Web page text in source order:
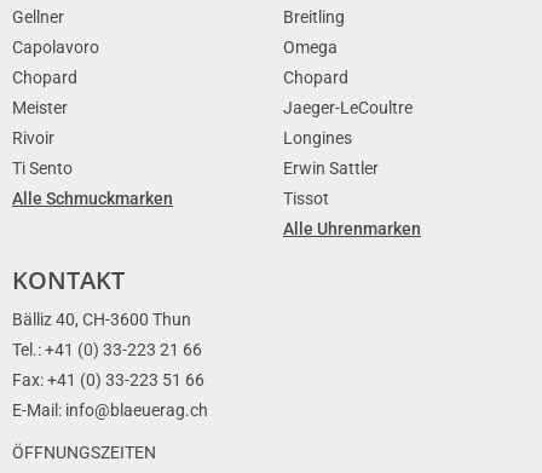
Gellner
Capolavoro
Chopard
Meister
Rivoir
Ti Sento
Alle Schmuckmarken
Breitling
Omega
Chopard
Jaeger-LeCoultre
Longines
Erwin Sattler
Tissot
Alle Uhrenmarken
KONTAKT
Bälliz 40, CH-3600 Thun
Tel.: +41 (0) 33-223 21 66
Fax: +41 (0) 33-223 51 66
E-Mail: info@blaeuerag.ch
ÖFFNUNGSZEITEN